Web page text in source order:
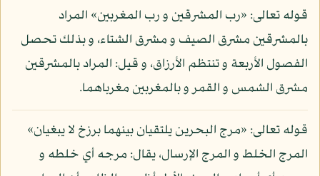
قوله تعالى: «رب المشرقين و رب المغربين» المراد
بالمشرقين مشرق الصيف و مشرق الشتاء، و بذلك تحصل
الفصول الأربعة و تنتظم الأرزاق، و قيل: المراد بالمشرقين
مشرق الشمس و القمر و بالمغربين مغرباهما.
قوله تعالى: «مرج البحرين يلتقيان بينهما برزخ لا يبغيان»
المرج الخلط و المرج الإرسال، يقال: مرجه أي خلطه و